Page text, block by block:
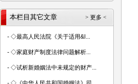
> 更多 <
本栏目其它文章
- ◇最高人民法院《关于适用&l...
- ◇家庭财产制度法律问题解析...
- ◇试析新婚姻法中未规定的财产...